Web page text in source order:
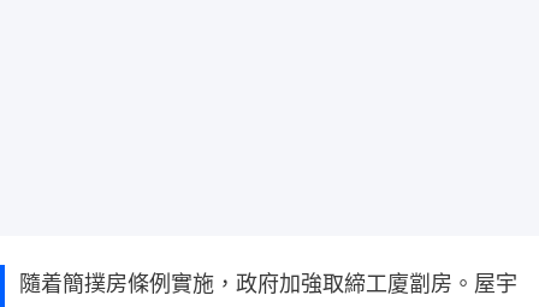
隨着簡撲房條例實施，政府加強取締工廈劏房。屋宇